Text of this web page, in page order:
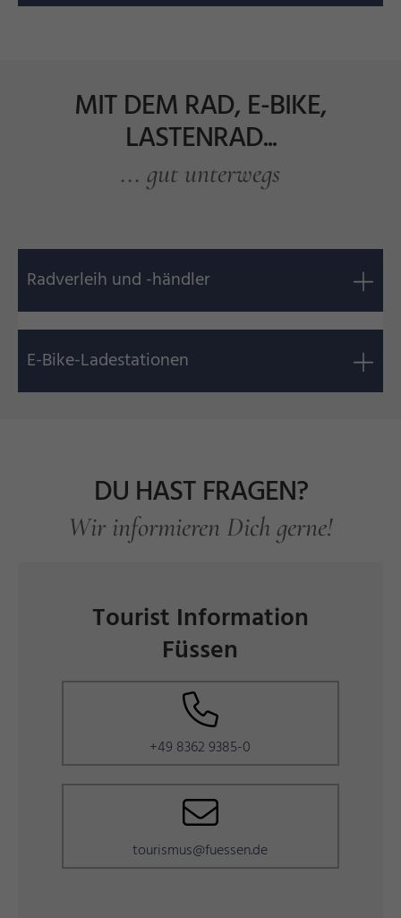
MIT DEM RAD, E-BIKE,
LASTENRAD...
... gut unterwegs
Radverleih und -händler
E-Bike-Ladestationen
DU HAST FRAGEN?
Wir informieren Dich gerne!
Tourist Information
Füssen
+49 8362 9385-0
tourismus@fuessen.de